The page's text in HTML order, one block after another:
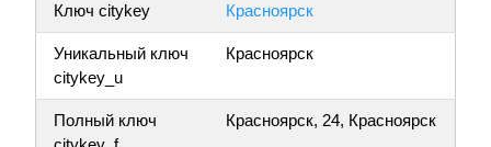
Ключ citykey Красноярск
Уникальный ключ
citykey_u
Красноярск
Полный ключ
Красноярск, 24, Красноярск